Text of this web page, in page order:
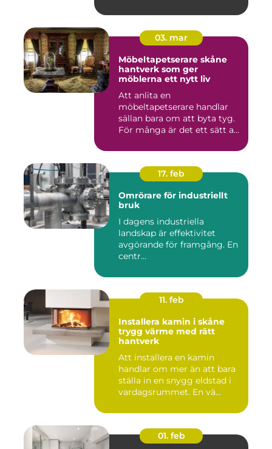
03. mar
Möbeltapetserare skåne
hantverk som ger
möblerna ett nytt liv
Att anlita en
möbeltapetserare handlar
sällan bara om att byta tyg.
För många är det ett sätt att
17. feb
Omrörare för industriellt
bruk
I dagens industriella
landskap är effektivitet
avgörande för framgång. En
centr...
11. feb
Installera kamin i skåne
trygg värme med rätt
hantverk
Att installera en kamin
handlar om mer än att bara
ställa in en snygg eldstad i
vardagsrummet. En vä...
01. feb